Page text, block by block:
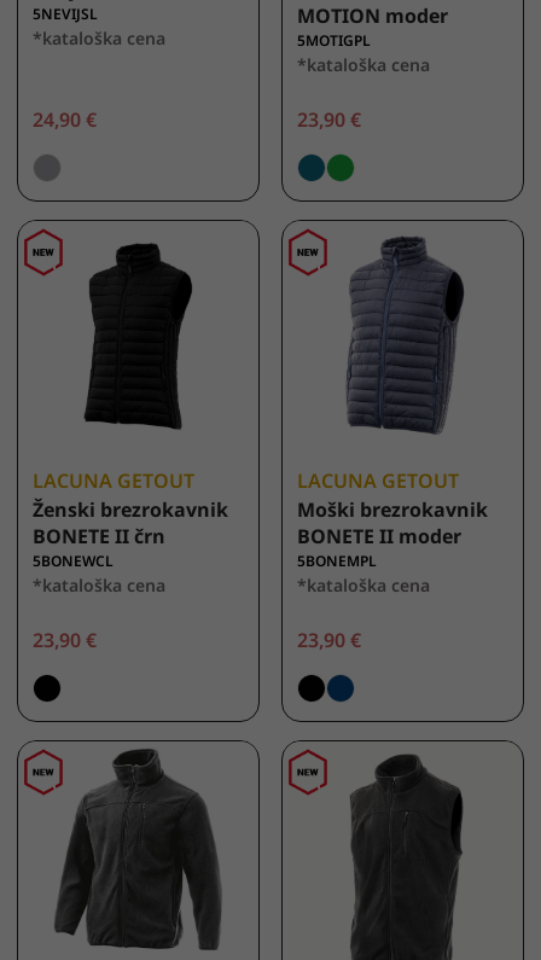
5NEVIJSL
*kataloška cena
24,90 €
MOTION moder
5MOTIGPL
*kataloška cena
23,90 €
LACUNA GETOUT
Ženski brezrokavnik
BONETE II črn
5BONEWCL
*kataloška cena
23,90 €
LACUNA GETOUT
Moški brezrokavnik
BONETE II moder
5BONEMPL
*kataloška cena
23,90 €